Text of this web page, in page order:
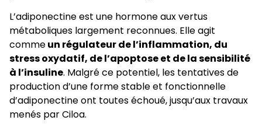
L’adiponectine est une hormone aux vertus
métaboliques largement reconnues. Elle agit
commeun régulateur de l’inflammation, du
stress oxydatif, de l’apoptose et de la sensibilité
à l’insuline. Malgré ce potentiel, les tentatives de
production d’une forme stable et fonctionnelle
d’adiponectine ont toutes échoué, jusqu’aux travaux
menés par Ciloa.